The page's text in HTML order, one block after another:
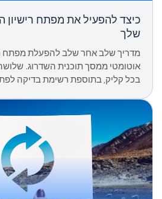
כיצד להפעיל את מפתח רישיון
שלך
מדריך שלב אחר שלב להפעלת מפתח
אוטומטי ממסך תוכנית השדרוג.
בכל קליק, בתוספת רשימת בדיקה